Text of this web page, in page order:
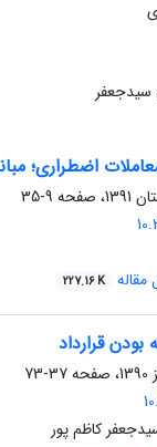
سیدجعفر
اضطراری؛
9-35
مقاله 227.16 K
قرارداد
37-73
کاظم پور